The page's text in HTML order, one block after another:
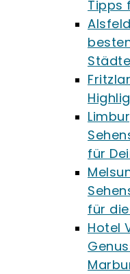
Tipps
für
für
Hotel